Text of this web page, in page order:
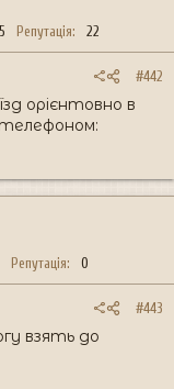
Репутація 22
#442
орієнтовно в
Репутація 0
#443
взять до